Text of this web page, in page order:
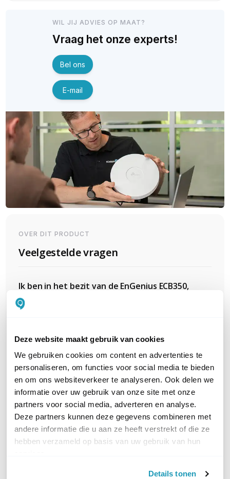
Deze website maakt gebruik van cookies
We gebruiken cookies om content en advertenties te
personaliseren, om functies voor social media te bieden
en om ons websiteverkeer te analyseren. Ook delen we
informatie over uw gebruik van onze site met onze
partners voor social media, adverteren en analyse.
Deze partners kunnen deze gegevens combineren met
andere informatie die u aan ze heeft verstrekt of die ze
hebben verzameld op basis van uw gebruik van hun
Details tonen
WIL JIJ ADVIES OP MAAT?
Vraag het onze experts!
Bel ons
E-mail
OVER DIT PRODUCT
Veelgestelde vragen
Ik ben in het bezit van de EnGenius ECB350,
ben hier tevereden over, maar in mijn
combineren met deEngenius Cloud AI
ECW120?<br /> <br /> Ik zou dan de ECW120
op de plaats kunnen zetten waar nu de
ECB350 staat en de ECB350 verder in mijn
woonhuis kunnen plaatsen. Deze kan ik
bedraad in mijn slaapkamer plaatsen of op
de 1e verdieping.